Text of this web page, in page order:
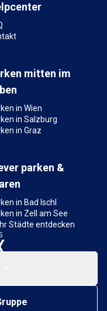
mitten im
in Wien
in Salzburg
in Graz
parken &
in Bad Ischl
in Zell am See
Städte entdecken